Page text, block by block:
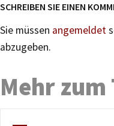
SCHREIBEN SIE EINEN
Sie müssen angemeldet
abzugeben.
Mehr zum